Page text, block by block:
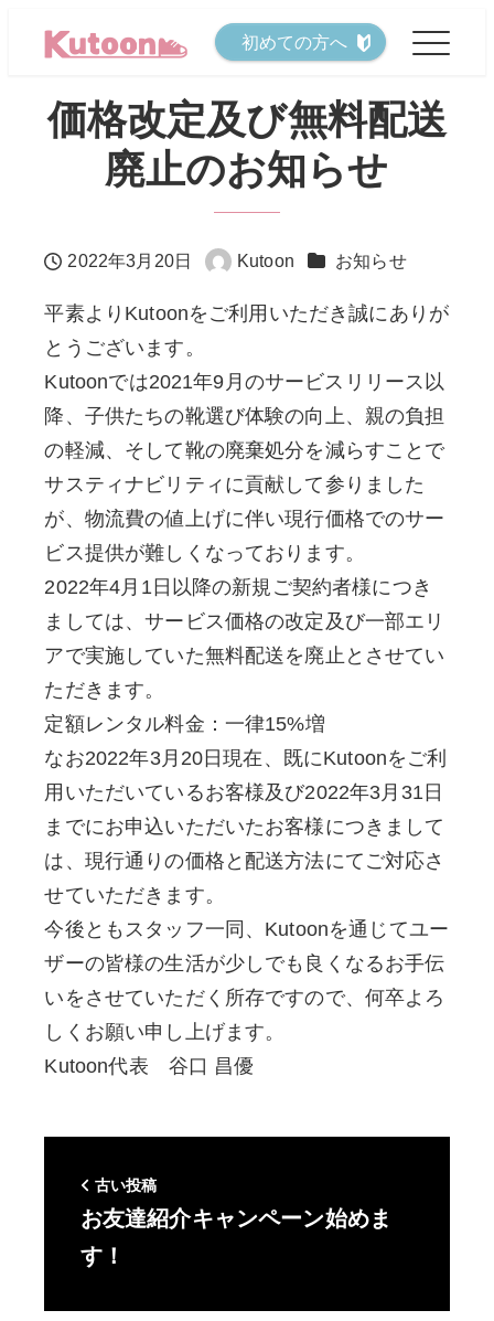
初めての方へ
価格改定及び無料配送
廃止のお知らせ
投稿日
2022年3月20日
著
者
Kutoon カテゴリー
お知らせ
平素よりKutoonをご利用いただき誠にありが
とうございます。
Kutoonでは2021年9月のサービスリリース以
降、子供たちの靴選び体験の向上、親の負担
の軽減、そして靴の廃棄処分を減らすことで
サスティナビリティに貢献して参りました
が、物流費の値上げに伴い現行価格でのサー
ビス提供が難しくなっております。
2022年4月1日以降の新規ご契約者様につき
ましては、サービス価格の改定及び一部エリ
アで実施していた無料配送を廃止とさせてい
ただきます。
定額レンタル料金：一律15%増
なお2022年3月20日現在、既にKutoonをご利
用いただいているお客様及び2022年3月31日
までにお申込いただいたお客様につきまして
は、現行通りの価格と配送方法にてご対応さ
せていただきます。
今後ともスタッフ一同、Kutoonを通じてユー
ザーの皆様の生活が少しでも良くなるお手伝
いをさせていただく所存ですので、何卒よろ
しくお願い申し上げます。
Kutoon代表 谷口 昌優
古い投稿
お友達紹介キャンペーン始めま
す！